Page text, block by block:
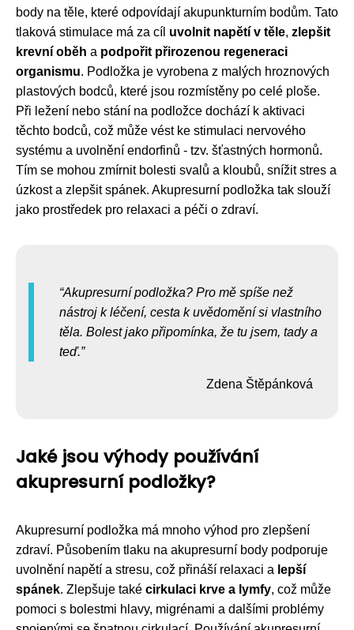
body na těle, které odpovídají akupunkturním bodům. Tato
tlaková stimulace má za cíl uvolnit napětí v těle, zlepšit
krevní oběh a podpořit přirozenou regeneraci
organismu. Podložka je vyrobena z malých hroznových
plastových bodců, které jsou rozmístěny po celé ploše.
Při ležení nebo stání na podložce dochází k aktivaci
těchto bodců, což může vést ke stimulaci nervového
systému a uvolnění endorfinů - tzv. šťastných hormonů.
Tím se mohou zmírnit bolesti svalů a kloubů, snížit stres a
úzkost a zlepšit spánek. Akupresurní podložka tak slouží
jako prostředek pro relaxaci a péči o zdraví.
Akupresurní podložka? Pro mě spíše než
nástroj k léčení, cesta k uvědomění si vlastního
těla. Bolest jako připomínka, že tu jsem, tady a
teď.
Zdena Štěpánková
Jaké jsou výhody používání
akupresurní podložky?
Akupresurní podložka má mnoho výhod pro zlepšení
zdraví. Působením tlaku na akupresurní body podporuje
uvolnění napětí a stresu, což přináší relaxaci a lepší
spánek. Zlepšuje také cirkulaci krve a lymfy, což může
pomoci s bolestmi hlavy, migrénami a dalšími problémy